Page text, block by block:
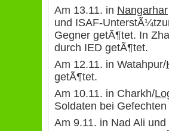
Am 13.11. in Nangarhar
und ISAF-
Gegner getÃ¶tet. In
durch IED getÃ¶tet.
Am 12.11. in Watahpur/
getÃ¶tet.
Am 10.11. in Charkh/
Soldaten bei
Am 9.11. in Nad Ali